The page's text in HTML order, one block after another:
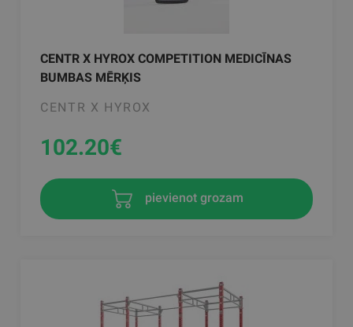
CENTR X HYROX COMPETITION MEDICĪNAS
BUMBAS MĒRĶIS
CENTR X HYROX
102.20€
pievienot grozam